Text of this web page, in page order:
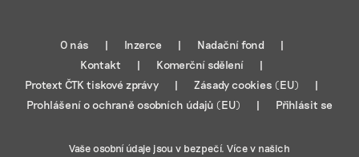
O nás Inzerce
Nadační fond
Kontakt
Komerční sdělení
Protext ČTK tiskové zprávy
Zásady cookies (EU)
Prohlášení o ochraně osobních údajů (EU)
Přihlásit se
Vaše osobní údaje jsou v bezpečí. Více v našich